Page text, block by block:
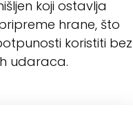
koji ostavlja
hrane, što
koristiti bez
udaraca.